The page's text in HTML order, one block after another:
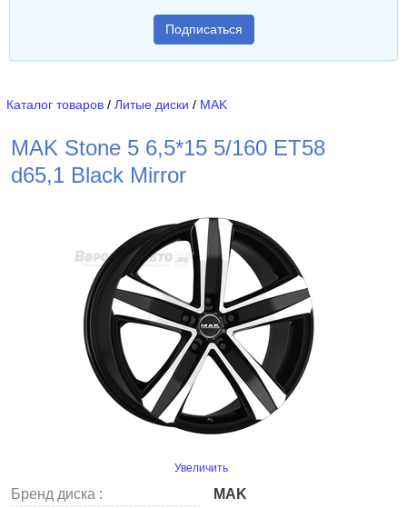
Подписаться
Каталог товаров / Литые диски / MAK
MAK Stone 5 6,5*15 5/160 ET58
d65,1 Black Mirror
Увеличить
Бренд диска :
MAK